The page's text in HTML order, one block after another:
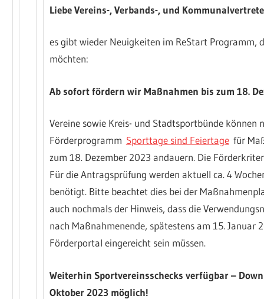
Liebe Vereins-, Verbands-, und
es gibt wieder Neuigkeiten im ReStart Programm,
möchten:
Ab sofort fördern wir Maßnahmen bis zum 18.
Vereine sowie Kreis- und Stadtsportbünde können
Förderprogramm Sporttage sind Feiertagefür
zum 18. Dezember 2023 andauern. Die
Für die Antragsprüfung werden aktuell ca. 4
benötigt. Bitte beachtet dies bei der
auch nochmals der Hinweis, dass die
nach Maßnahmenende, spätestens am 15. Januar
Förderportal eingereicht sein müssen.
Weiterhin Sportvereinsschecks verfügbar –
Oktober 2023 möglich!